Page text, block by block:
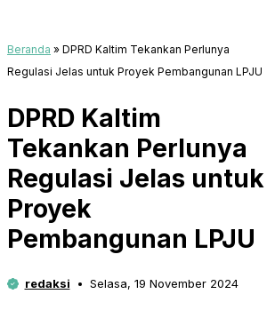
Beranda » DPRD Kaltim Tekankan Perlunya
Regulasi Jelas untuk Proyek Pembangunan LPJU
DPRD Kaltim
Tekankan Perlunya
Regulasi Jelas untuk
Proyek
Pembangunan LPJU
redaksi Selasa, 19 November 2024